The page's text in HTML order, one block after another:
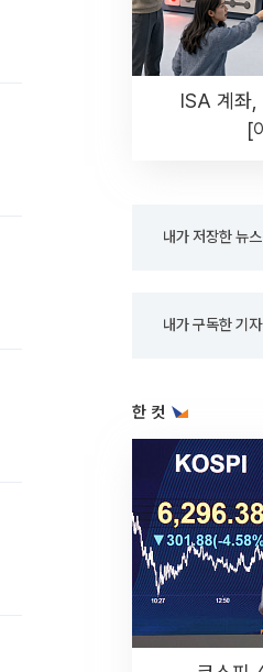
ISA 계좌,
[
내가 저장한 뉴스
내가 구독한 기자
한 컷